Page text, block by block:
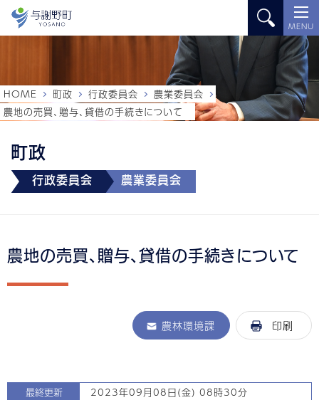
MENU
町政
行政委員会 農業委員会
HOME 町政 行政委員会
農業委員会
農地の売買、贈与、貸借の手続きについて
農地の売買、贈与、貸借の手続きについて
農林環境課 印刷
最終更新 2023年09月08日(金) 08時30分